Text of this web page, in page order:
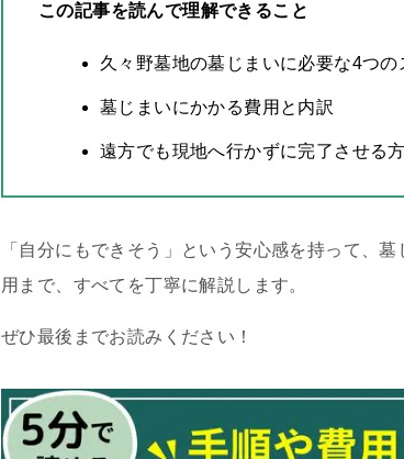
この記事を読んで理解できること
久々野墓地の墓じまいに必要な4つの
墓じまいにかかる費用と内訳
遠方でも現地へ行かずに完了させる
「自分にもできそう」という安心感を持って、
用まで、すべてを丁寧に解説します。
ぜひ最後までお読みください！